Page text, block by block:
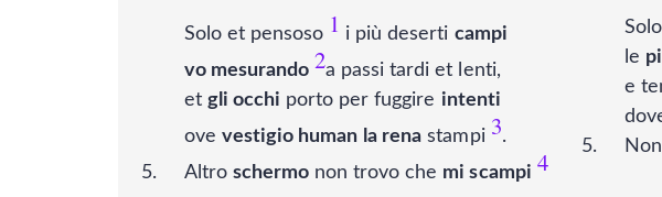
Solo et pensoso 1 i più deserti campi
vo mesurando 2a passi tardi et lenti,
etgli occhi porto per fuggire intenti
ovevestigio human la rena stampi 3.
Altroschermo non trovo che mi scampi 4
le
e